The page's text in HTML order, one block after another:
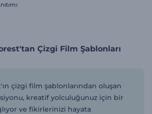
Çizgi Film Şablonları
çizgi film şablonlarından oluşan
kreatif yolculuğunuz için bir
ve fikirlerinizi hayata